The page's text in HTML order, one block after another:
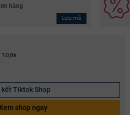
hàng
Lưu mã
10,8k
kết Tiktok Shop
shop ngay